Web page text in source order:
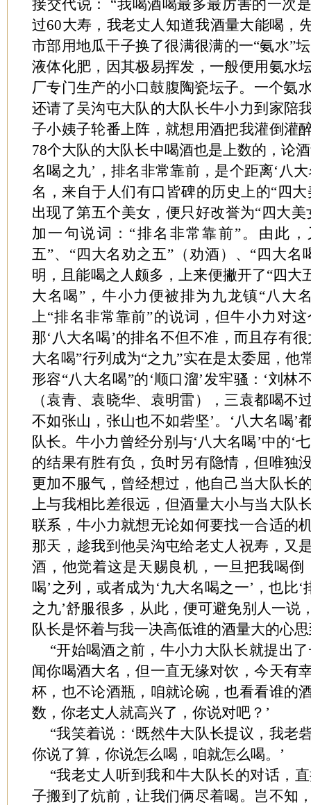
接交代说： “我喝酒喝最多最厉害的一次
过60大寿，我老丈人知道我酒量大能喝，
市部用地瓜干子换了很满很满的一“氨水”
液体化肥，因其极易挥发，一般便用氨水
厂专门生产的小口鼓腹陶瓷坛子。一个氨
还请了吴沟屯大队的大队长牛小力到家陪
子小姨子轮番上阵，就想用酒把我灌倒灌
78个大队的大队长中喝酒也是上数的，论
名喝之九’，排名非常靠前，是个距离‘八
名，来自于人们有口皆碑的历史上的“四
出现了第五个美女，便只好改誉为“四大
加一句说词：“排名非常靠前”。由此
五”、“四大名劝之五”（劝酒）、“四大名
明，且能喝之人颇多，上来便撇开了“四大
大名喝”，牛小力便被排为九龙镇“八大
上“排名非常靠前”的说词，但牛小力对
那‘八大名喝’的排名不但不准，而且存有
大名喝”行列成为“之九”实在是太委屈，他
形容“八大名喝”的‘顺口溜’发牢骚：‘刘林
（袁青、袁晓华、袁明雷），三袁都喝不
不如张山，张山也不如砦坚’。‘八大名喝’
队长。牛小力曾经分别与‘八大名喝’中的‘
的结果有胜有负，负时另有隐情，但唯独
更加不服气，曾经想过，他自己当大队长
上与我相比差很远，但酒量大小与当大队
联系，牛小力就想无论如何要找一合适的
那天，趁我到他吴沟屯给老丈人祝寿，又
酒，他觉着这是天赐良机，一旦把我喝倒
喝’之列，或者成为‘九大名喝之一’，也比
之九’舒服很多，从此，便可避免别人一说
队长是怀着与我一决高低谁的酒量大的心
“开始喝酒之前，牛小力大队长就提出
闻你喝酒大名，但一直无缘对饮，今天有
杯，也不论酒瓶，咱就论碗，也看看谁的
数，你老丈人就高兴了，你说对吧？’
“我笑着说：‘既然牛大队长提议，我老
你说了算，你说怎么喝，咱就怎么喝。’
“我老丈人听到我和牛大队长的对话，
子搬到了炕前，让我们俩尽着喝。岂不知